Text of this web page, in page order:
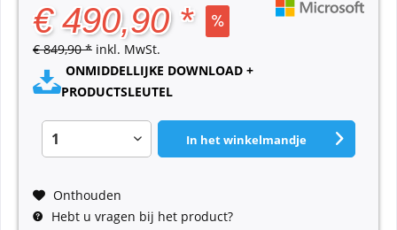
€ 490,90 *
€ 849,90 * inkl. MwSt.
ONMIDDELLIJKE DOWNLOAD +
PRODUCTSLEUTEL
In het winkelmandje
Onthouden
Hebt u vragen bij het product?